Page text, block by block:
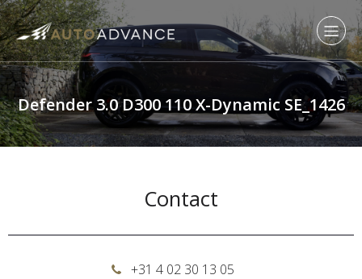
Defender 3.0 D300 110 X-Dynamic SE_1426
Contact
+31 4 02 30 13 05